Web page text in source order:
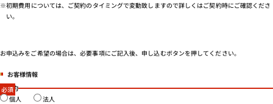
※初期費用については、ご契約のタイミングで変動致しますので詳しくはご契約時にご確認くださ
い。
お申込みをご希望の場合は、必要事項にご記入後、申し込むボタンを押してください。
お客様情報
ご契約
個人 法人